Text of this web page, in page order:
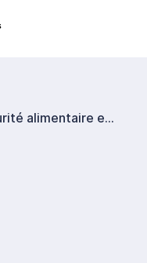
Sécurité alimentaire et traçabilité : des exigences croissantes en Australie